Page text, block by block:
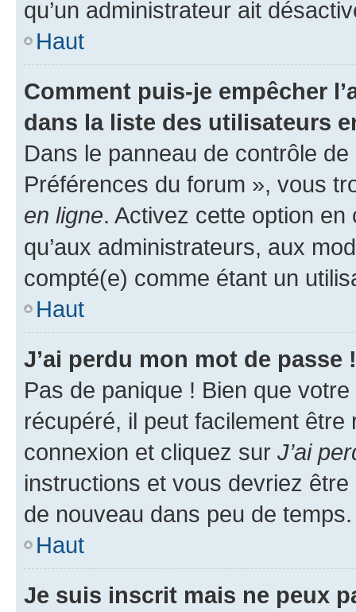
qu’un administrateur ait
Haut
Comment puis-je empêcher
dans la liste des utilisateurs
Dans le panneau de contrôle
Préférences du forum », vous
en ligne. Activez cette option
qu’aux administrateurs, aux
compté(e) comme étant un
Haut
J’ai perdu mon mot de passe !
Pas de panique ! Bien que
récupéré, il peut facilement
connexion et cliquez sur J’ai
instructions et vous devriez
de nouveau dans peu de temps.
Haut
Je suis inscrit mais ne peux